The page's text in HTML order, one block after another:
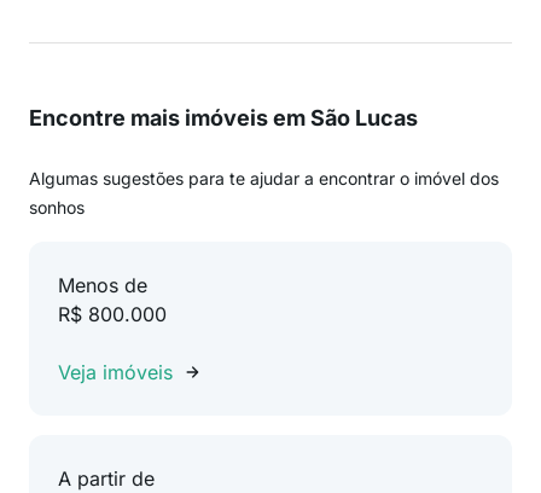
Encontre mais imóveis em São Lucas
Algumas sugestões para te ajudar a encontrar o imóvel dos
sonhos
Menos de
R$ 800.000
Veja imóveis
A partir de